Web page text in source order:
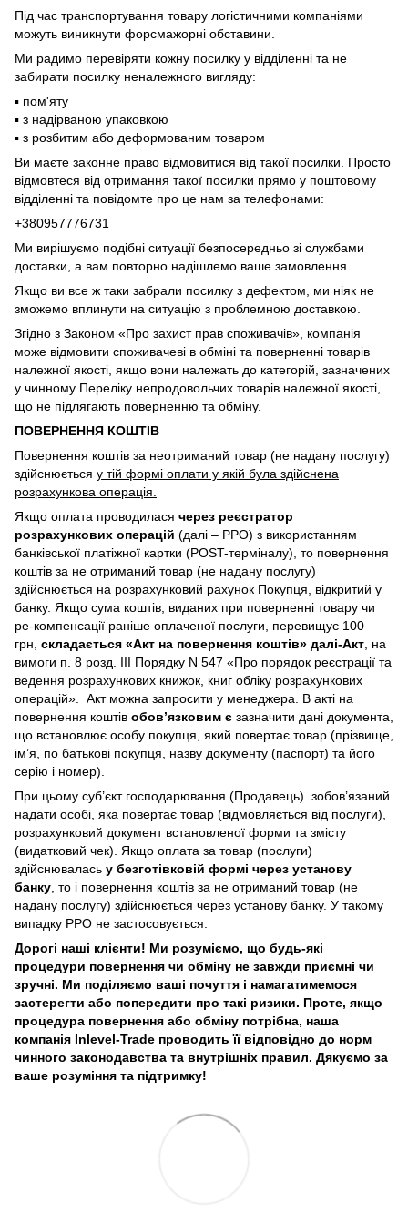
Під час транспортування товару логістичними компаніями
можуть виникнути форсмажорні обставини.
Ми радимо перевіряти кожну посилку у відділенні та не
забирати посилку неналежного вигляду:
▪️ пом'яту
▪️ з надірваною упаковкою
▪️ з розбитим або деформованим товаром
Ви маєте законне право відмовитися від такої посилки. Просто
відмовтеся від отримання такої посилки прямо у поштовому
відділенні та повідомте про це нам за телефонами:
+380957776731
Ми вирішуємо подібні ситуації безпосередньо зі службами
доставки, а вам повторно надішлемо ваше замовлення.
Якщо ви все ж таки забрали посилку з дефектом, ми ніяк не
зможемо вплинути на ситуацію з проблемною доставкою.
Згідно з Законом «Про захист прав споживачів», компанія
може відмовити споживачеві в обміні та поверненні товарів
належної якості, якщо вони належать до категорій, зазначених
у чинному Переліку непродовольчих товарів належної якості,
що не підлягають поверненню та обміну.
ПОВЕРНЕННЯ КОШТІВ
Повернення коштів за неотриманий товар (не надану послугу)
здійснюється у тій формі оплати у якій була здійснена
розрахункова операція.
Якщо оплата проводилася через реєстратор
розрахункових операцій (далі – РРО) з використанням
банківської платіжної картки (POST-терміналу), то повернення
коштів за не отриманий товар (не надану послугу)
здійснюється на розрахунковий рахунок Покупця, відкритий у
банку. Якщо сума коштів, виданих при поверненні товару чи
ре-компенсації раніше оплаченої послуги, перевищує 100
грн, складається «Акт на повернення коштів» далі-Акт, на
вимоги п. 8 розд. III Порядку N 547 «Про порядок реєстрації та
ведення розрахункових книжок, книг обліку розрахункових
операцій». Акт можна запросити у менеджера. В акті на
повернення коштів обов’язковим є зазначити дані документа,
що встановлює особу покупця, який повертає товар (прізвище,
ім’я, по батькові покупця, назву документу (паспорт) та його
серію і номер).
При цьому суб’єкт господарювання (Продавець) зобов’язаний
надати особі, яка повертає товар (відмовляється від послуги),
розрахунковий документ встановленої форми та змісту
(видатковий чек). Якщо оплата за товар (послуги)
здійснювалась у безготівковій формі через установу
банку, то і повернення коштів за не отриманий товар (не
надану послугу) здійснюється через установу банку. У такому
випадку РРО не застосовується.
Дорогі наші клієнти! Ми розуміємо, що будь-які
процедури повернення чи обміну не завжди приємні чи
зручні. Ми поділяємо ваші почуття і намагатимемося
застерегти або попередити про такі ризики. Проте, якщо
процедура повернення або обміну потрібна, наша
компанія Inlevel-Trade проводить її відповідно до норм
чинного законодавства та внутрішніх правил. Дякуємо за
ваше розуміння та підтримку!